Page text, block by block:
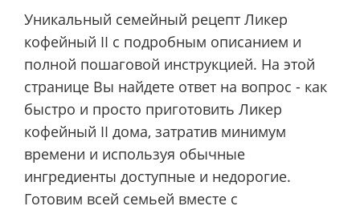
Уникальный семейный рецепт Ликер
кофейный II с подробным описанием и
полной пошаговой инструкцией. На этой
странице Вы найдете ответ на вопрос - как
быстро и просто приготовить Ликер
кофейный II дома, затратив минимум
времени и используя обычные
ингредиенты доступные и недорогие.
Готовим всей семьей вместе с